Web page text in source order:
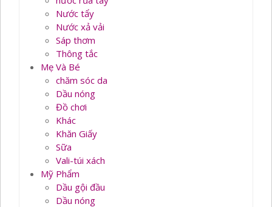
Nước tẩy
Nước xả vải
Sáp thơm
Thông tắc
Mẹ Và Bé
chăm sóc da
Dầu nóng
Đồ chơi
Khác
Khăn Giấy
Sữa
Vali-túi xách
Mỹ Phẩm
Dầu gội đầu
Dầu nóng